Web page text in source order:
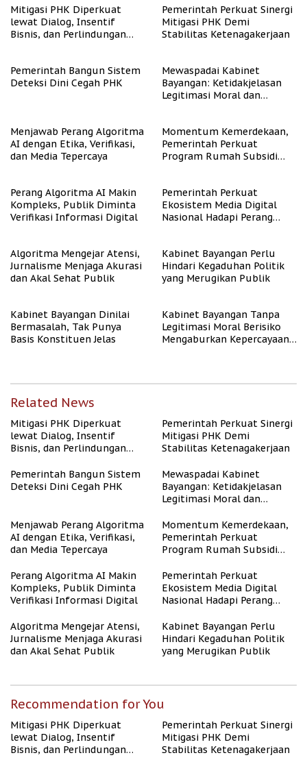
Mitigasi PHK Diperkuat
lewat Dialog, Insentif
Bisnis, dan Perlindungan
Pemerintah Perkuat Sinergi
Mitigasi PHK Demi
Stabilitas Ketenagakerjaan
Pemerintah Bangun Sistem
Deteksi Dini Cegah PHK
Mewaspadai Kabinet
Bayangan: Ketidakjelasan
Legitimasi Moral dan
Menjawab Perang Algoritma
AI dengan Etika, Verifikasi,
dan Media Tepercaya
Momentum Kemerdekaan,
Pemerintah Perkuat
Program Rumah Subsidi
Perang Algoritma AI Makin
Kompleks, Publik Diminta
Verifikasi Informasi Digital
Pemerintah Perkuat
Ekosistem Media Digital
Nasional Hadapi Perang
Algoritma Mengejar Atensi,
Jurnalisme Menjaga Akurasi
dan Akal Sehat Publik
Kabinet Bayangan Perlu
Hindari Kegaduhan Politik
yang Merugikan Publik
Kabinet Bayangan Dinilai
Bermasalah, Tak Punya
Basis Konstituen Jelas
Kabinet Bayangan Tanpa
Legitimasi Moral Berisiko
Mengaburkan Kepercayaan
Related News
Mitigasi PHK Diperkuat
lewat Dialog, Insentif
Bisnis, dan Perlindungan
Pemerintah Perkuat Sinergi
Mitigasi PHK Demi
Stabilitas Ketenagakerjaan
Pemerintah Bangun Sistem
Deteksi Dini Cegah PHK
Mewaspadai Kabinet
Bayangan: Ketidakjelasan
Legitimasi Moral dan
Menjawab Perang Algoritma
AI dengan Etika, Verifikasi,
dan Media Tepercaya
Momentum Kemerdekaan,
Pemerintah Perkuat
Program Rumah Subsidi
Berpenghasilan Rendah
Perang Algoritma AI Makin
Kompleks, Publik Diminta
Verifikasi Informasi Digital
Pemerintah Perkuat
Ekosistem Media Digital
Nasional Hadapi Perang
Algoritma Mengejar Atensi,
Jurnalisme Menjaga Akurasi
dan Akal Sehat Publik
Kabinet Bayangan Perlu
Hindari Kegaduhan Politik
yang Merugikan Publik
Recommendation for You
Mitigasi PHK Diperkuat
lewat Dialog, Insentif
Bisnis, dan Perlindungan
Pemerintah Perkuat Sinergi
Mitigasi PHK Demi
Stabilitas Ketenagakerjaan